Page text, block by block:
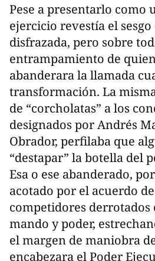
Pese a presentarlo como
ejercicio revestía el
disfrazada, pero sobre
entrampamiento de
abanderara la llamada
transformación. La
de “corcholatas” a los
designados por Andrés
Obrador, perfilaba que
“destapar” la botella del
Esa o ese abanderado,
acotado por el acuerdo
competidores derrotados
mando y poder,
el margen de maniobra
encabezara el Poder